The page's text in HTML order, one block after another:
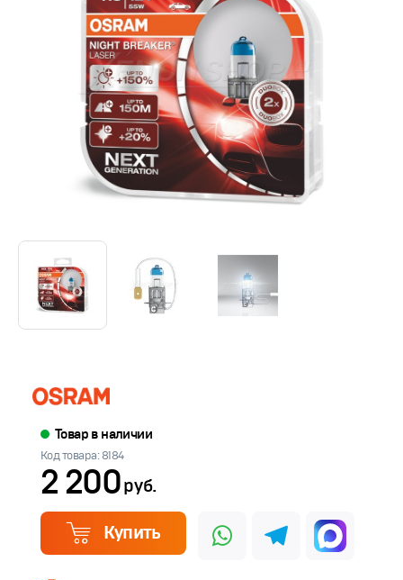
Товар в наличии
Код товара: 8184
2 200руб.
Купить